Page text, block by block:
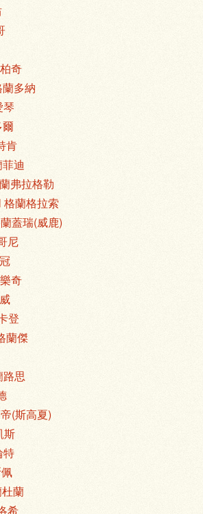
奇
多納
琴
肯
迪
弗拉格勒
蘭格拉索
蓋瑞(威鹿)
尼
奇
登
蘭傑
思
(斯高夏)
斯
特
蘭
希